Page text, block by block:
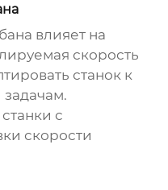
влияет на
скорость
станок к
с
скорости